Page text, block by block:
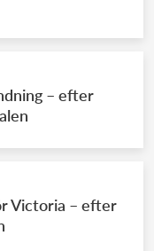
– efter
Victoria – efter